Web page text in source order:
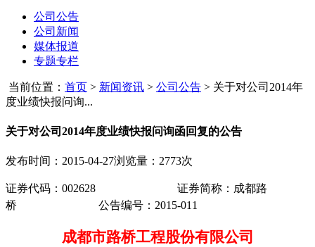
公司公告
公司新闻
媒体报道
专题专栏
当前位置： 首页 > 新闻资讯 > 公司公告 > 关于对公司2014年
度业绩快报问询...
关于对公司2014年度业绩快报问询函回复的公告
发布时间：2015-04-27浏览量：2773次
证券代码： 002628
证券简称：成都路
桥
公告编号 ： 2015-011
成都市路桥工程股份有限公司